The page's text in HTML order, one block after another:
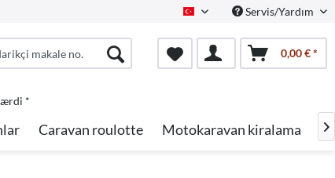
Turkish Servis/Yardım
0,00 € *
*
Caravan roulotte Motokaravan kiralama 